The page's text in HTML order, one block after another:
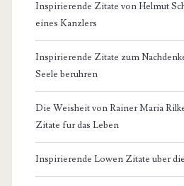
Inspirierende Zitate von Helmut
eines Kanzlers
Inspirierende Zitate zum
Seele beruhren
Die Weisheit von Rainer Maria
Zitate fur das Leben
Inspirierende Lowen Zitate uber